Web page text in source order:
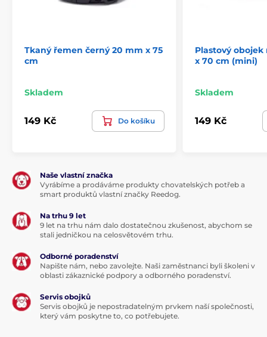
Tkaný řemen černý 20 mm x 75
cm
Skladem
149 Kč Do košíku
Plastový
x 70 cm (mini)
Skladem
149 Kč
Naše vlastní značka
Vyrábíme a prodáváme produkty chovatelských potřeb a
smart produktů vlastní značky Reedog.
Na trhu 9 let
9 let na trhu nám dalo dostatečnou zkušenost, abychom se
stali jedničkou na celosvětovém trhu.
Odborné poradenství
Napište nám, nebo zavolejte. Naši zaměstnanci byli školeni v
oblasti zákaznické podpory a odborného poradenství.
Servis obojků
Servis obojků je nepostradatelným prvkem naší společnosti,
který vám poskytne to, co potřebujete.